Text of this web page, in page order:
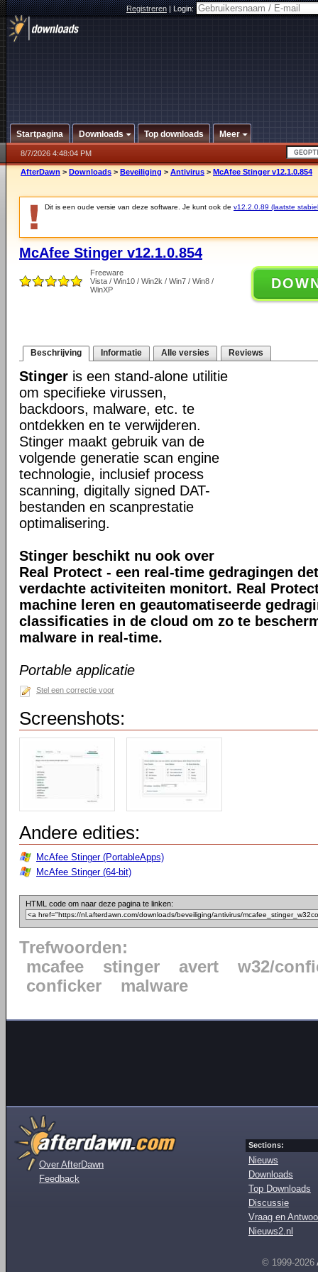
Registreren|Login:
Startpagina Downloads Top downloads Meer
8/7/2026 4:48:04 PM
AfterDawn > Downloads > Beveiliging > Antivirus > McAfee Stinger v12.1.0.854
Dit is een oude versie van deze software. Je kunt ook de v12.2.0.89 (laatste
McAfee Stinger v12.1.0.854
Freeware
Vista / Win10 / Win2k / Win7 / Win8 /
WinXP
Beschrijving Informatie Alle versies Reviews
Stinger is een stand-alone utilitie
om specifieke virussen,
backdoors, malware, etc. te
ontdekken en te verwijderen.
Stinger maakt gebruik van de
volgende generatie scan engine
technologie, inclusief process
scanning, digitally signed DAT-
bestanden en scanprestatie
optimalisering.
Stinger beschikt nu ook over
Real Protect - een real-time gedragingen
verdachte activiteiten monitort. Real
machine leren en geautomatiseerde
classificaties in de cloud om zo te
malware in real-time.
Portable applicatie
Stel een correctie voor
Screenshots:
Andere edities:
McAfee Stinger (PortableApps)
McAfee Stinger (64-bit)
HTML code om naar deze pagina te linken:
Trefwoorden:
mcafee
stinger avert
w32/
conficker
malware
Over AfterDawn
Feedback
Sections:
Nieuws
Downloads
Top Downloads
Discussie
Vraag en
Nieuws2.nl
© 1999-2026